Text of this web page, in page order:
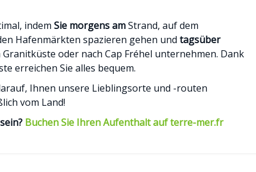
indem Sie morgens amStrand, auf dem
Hafenmärkten spazieren gehen und tagsüber
Granitküste oder nach Cap Fréhel unternehmen. Dank
erreichen Sie alles bequem.
Ihnen unsere Lieblingsorte und -routen
vom Land!
Buchen Sie Ihren Aufenthalt auf terre-mer.fr